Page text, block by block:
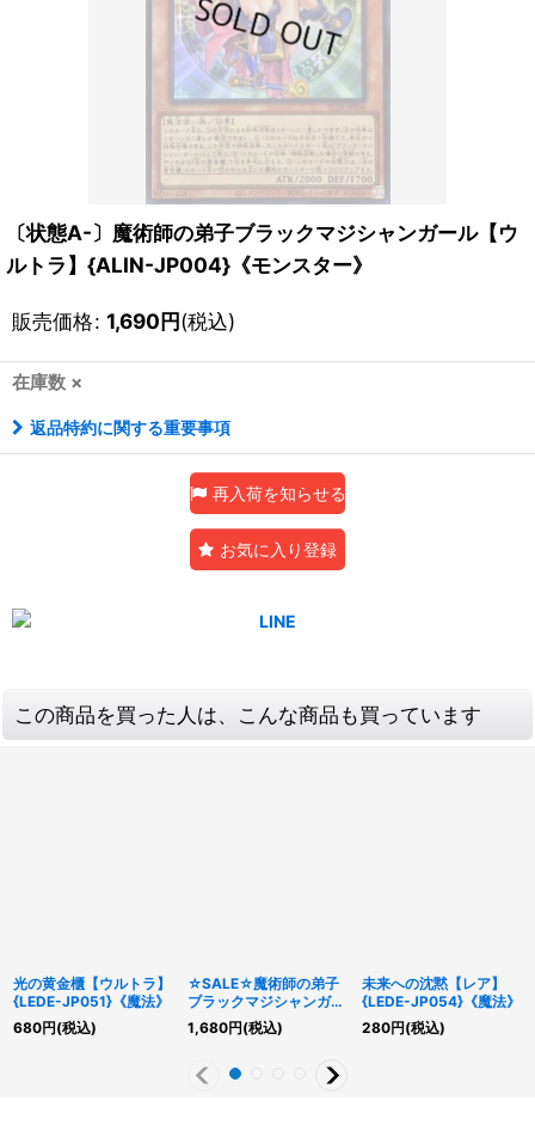
〔状態A-〕魔術師の弟子ブラックマジシャンガール【ウ
ルトラ】{ALIN-JP004}《モンスター》
販売価格: 1,690円(税込)
在庫数 ×
返品特約に関する重要事項
再入荷を知らせる
お気に入り登録
この商品を買った人は、こんな商品も買っています
光の黄金櫃【ウルトラ】
{LEDE-JP051}《魔法》
680円(税込)
☆SALE☆魔術師の弟子
ブラックマジシャンガー
ル【ウルトラ】{ALIN-
JP004}《モンスター》
1,680円(税込)
未来への沈黙【レア】
{LEDE-JP054}《魔法》
280円(税込)